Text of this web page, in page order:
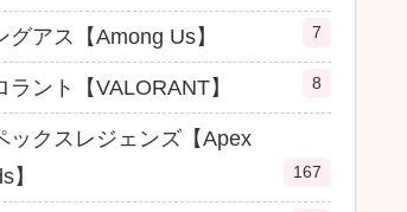
グアス【Among Us】 7
ラント【VALORANT】 8
ックスレジェンズ【Apex
】
167